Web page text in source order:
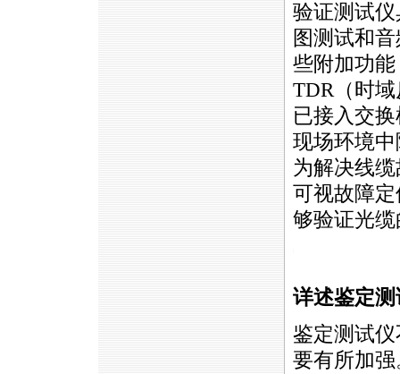
验证测试
图测试和
些附加功
TDR（时
已接入交
现场环境
为解决线
可视故障
够验证光
详述鉴定
鉴定测试
要有所加